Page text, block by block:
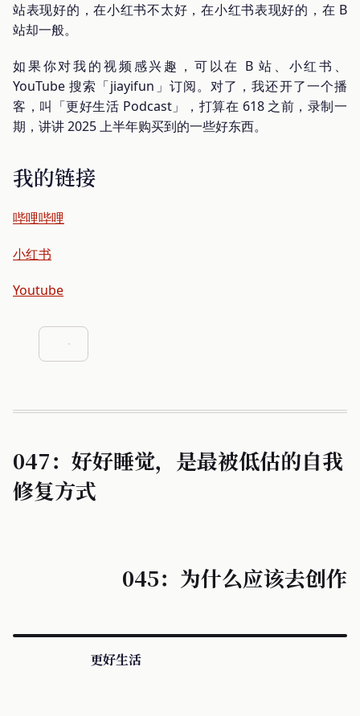
站表现好的，在小红书不太好，在小红书表现好的，在 B
站却一般。
如果你对我的视频感兴趣，可以在 B 站、小红书、
YouTube 搜索「jiayifun」订阅。对了，我还开了一个播
客，叫「更好生活 Podcast」，打算在 618 之前，录制一
期，讲讲 2025 上半年购买到的一些好东西。
我的链接
哔哩哔哩
小红书
Youtube
047：好好睡觉，是最被低估的自我
修复方式
045：为什么应该去创作
更好生活